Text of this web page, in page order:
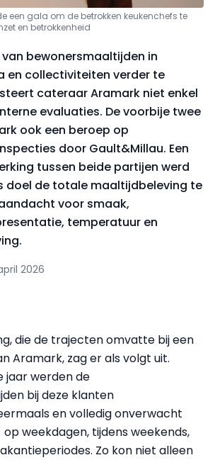
een gala om de betrokken keukenchefs te
en betrokkenheid
bewonersmaaltijden in
en collectiviteiten verder te
cateraar Aramark niet enkel
evaluaties. De voorbije twee
ook een beroep op
door Gault&Millau. Een
tussen beide partijen werd
doel de totale maaltijdbeleving te
voor smaak,
temperatuur en
2026
die de trajecten omvatte bij een
Aramark, zag er als volgt uit.
jaar werden de
bij deze klanten
en volledig onverwacht
weekdagen, tijdens weekends,
Zo kon niet alleen